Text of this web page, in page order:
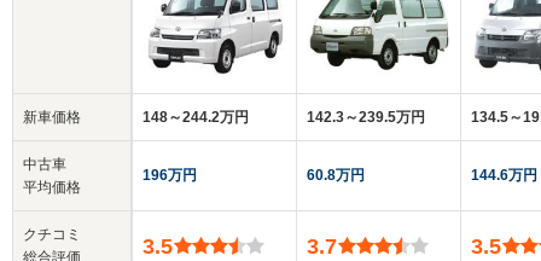
新車価格
中古車
平均価格
クチコミ
総合評価
148～244.2万円
196万円
3.5
142.3～239.5万円
60.8万円
3.7
134.5～
144.6万円
3.5